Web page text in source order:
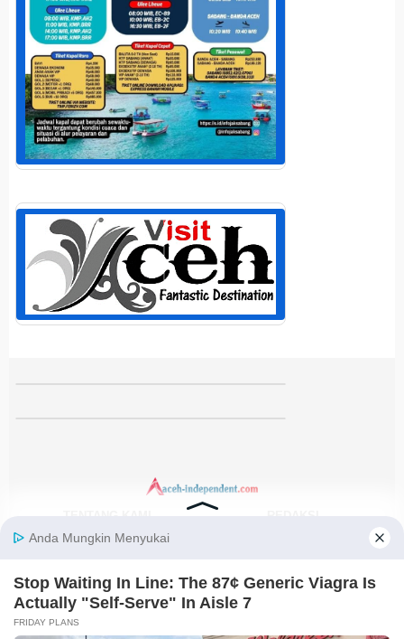
KODE ETIK
JARINGAN SOCIAL